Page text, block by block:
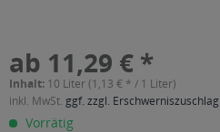
ab 11,29 € *
Inhalt: 10 Liter (1,13 € * / 1 Liter)
inkl. MwSt. ggf. zzgl. Erschwerniszuschlag
Vorrätig